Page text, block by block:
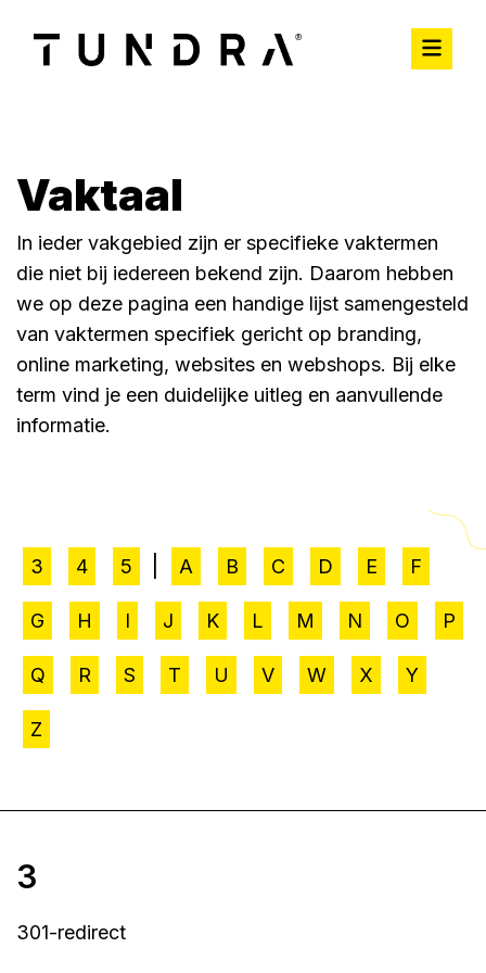
Vaktaal
In ieder vakgebied zijn er specifieke vaktermen
die niet bij iedereen bekend zijn. Daarom hebben
we op deze pagina een handige lijst samengesteld
van vaktermen specifiek gericht op branding,
online marketing, websites en webshops. Bij elke
term vind je een duidelijke uitleg en aanvullende
informatie.
3 4 5 A B C D E F
G H I J K L M N O P
Q R S T U V W X Y
Z
3
301-redirect